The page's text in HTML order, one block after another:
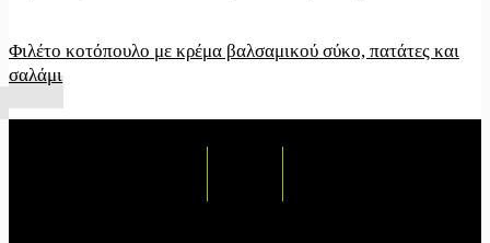
Φιλέτο κοτόπουλο με κρέμα βαλσαμικού σύκο, πατάτες και
σαλάμι